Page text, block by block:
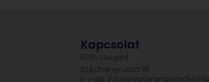
Kapcsolat
6791 Szeged
Széchenyi utca 16.
E-mail: info@waterandgarden.hu